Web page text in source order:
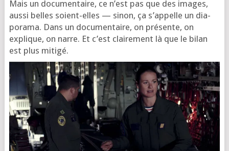
Mais un docu­men­taire, ce n’est pas que des images,
aus­si belles soient-elles — sinon, ça s’ap­pelle un dia­
po­ra­ma. Dans un docu­men­taire, on pré­sente, on
explique, on narre. Et c’est clai­re­ment là que le bilan
est plus mitigé.